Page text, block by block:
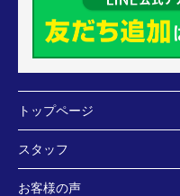
トップページ
スタッフ
お客様の声